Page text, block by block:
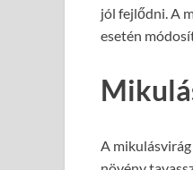
jól fejlődni. A
esetén
A mikulásvirág